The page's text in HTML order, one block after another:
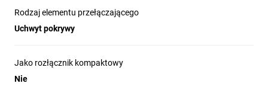
Rodzaj elementu przełączającego
Uchwyt pokrywy
Jako rozłącznik kompaktowy
Nie